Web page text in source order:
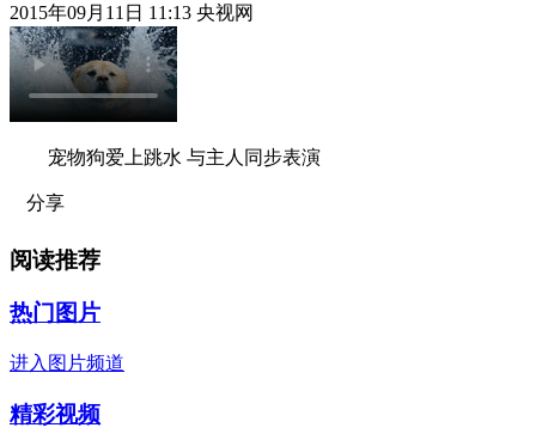
2015年09月11日 11:13 央视网
宠物狗爱上跳水 与主人同步表演
分享
阅读推荐
热门图片
进入图片频道
精彩视频